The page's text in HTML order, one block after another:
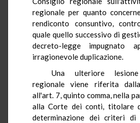
regionale per quanto
rendiconto consuntivo,
quale quello successivo di
decreto-legge impugnato
irragionevole duplicazione.
Una ulteriore lesione
regionale viene riferita
all'art. 7, quinto comma, nella
alla Corte dei conti, titolare
determinazione dei criteri